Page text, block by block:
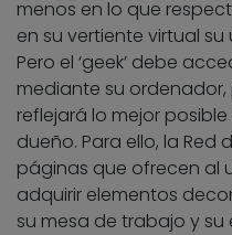
menos en lo que
en su vertiente virtual
Pero el ‘geek’ debe
mediante su
reflejará lo mejor
dueño. Para ello, la Red
páginas que ofrecen al
adquirir elementos
su mesa de trabajo y su